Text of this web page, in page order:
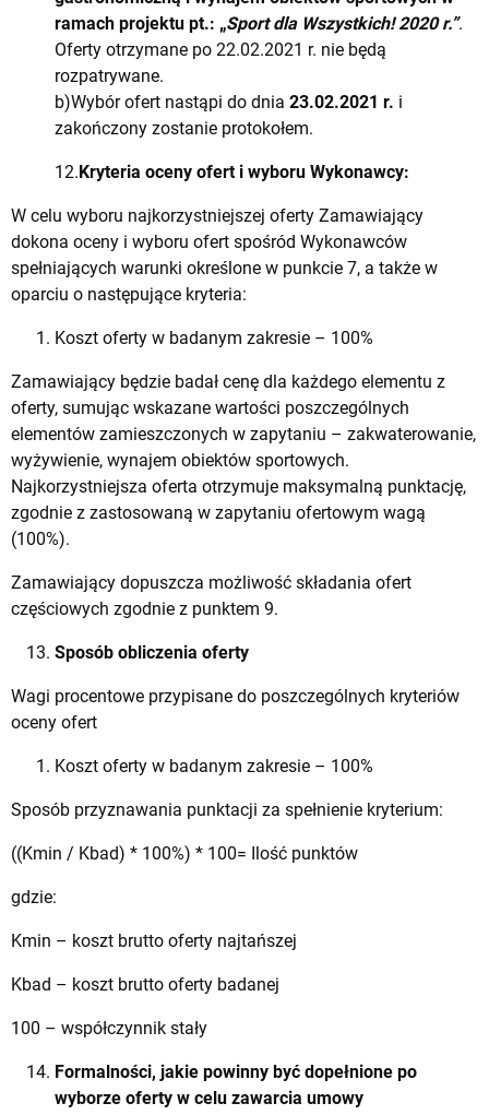
ramach projektu pt.: „Sport dla Wszystkich! 2020 r.”.
Oferty otrzymane po 22.02.2021 r. nie będą
rozpatrywane.
b)Wybór ofert nastąpi do dnia 23.02.2021 r. i
zakończony zostanie protokołem.
12.Kryteria oceny ofert i wyboru Wykonawcy:
W celu wyboru najkorzystniejszej oferty Zamawiający
dokona oceny i wyboru ofert spośród Wykonawców
spełniających warunki określone w punkcie 7, a także w
oparciu o następujące kryteria:
Koszt oferty w badanym zakresie – 100%
Zamawiający będzie badał cenę dla każdego elementu z
oferty, sumując wskazane wartości poszczególnych
elementów zamieszczonych w zapytaniu – zakwaterowanie,
wyżywienie, wynajem obiektów sportowych.
Najkorzystniejsza oferta otrzymuje maksymalną punktację,
zgodnie z zastosowaną w zapytaniu ofertowym wagą
(100%).
Zamawiający dopuszcza możliwość składania ofert
częściowych zgodnie z punktem 9.
Sposób obliczenia oferty
Wagi procentowe przypisane do poszczególnych kryteriów
oceny ofert
Koszt oferty w badanym zakresie – 100%
Sposób przyznawania punktacji za spełnienie kryterium:
((Kmin / Kbad) * 100%) * 100= Ilość punktów
gdzie:
Kmin – koszt brutto oferty najtańszej
Kbad – koszt brutto oferty badanej
100 – współczynnik stały
Formalności, jakie powinny być dopełnione po
wyborze oferty w celu zawarcia umowy